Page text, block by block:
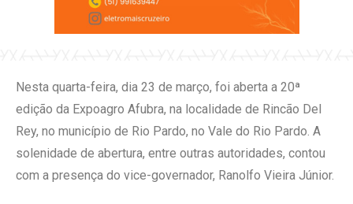
Nesta quarta-feira, dia 23 de março, foi aberta a 20ª
edição da Expoagro Afubra, na localidade de Rincão Del
Rey, no município de Rio Pardo, no Vale do Rio Pardo. A
solenidade de abertura, entre outras autoridades, contou
com a presença do vice-governador, Ranolfo Vieira Júnior.